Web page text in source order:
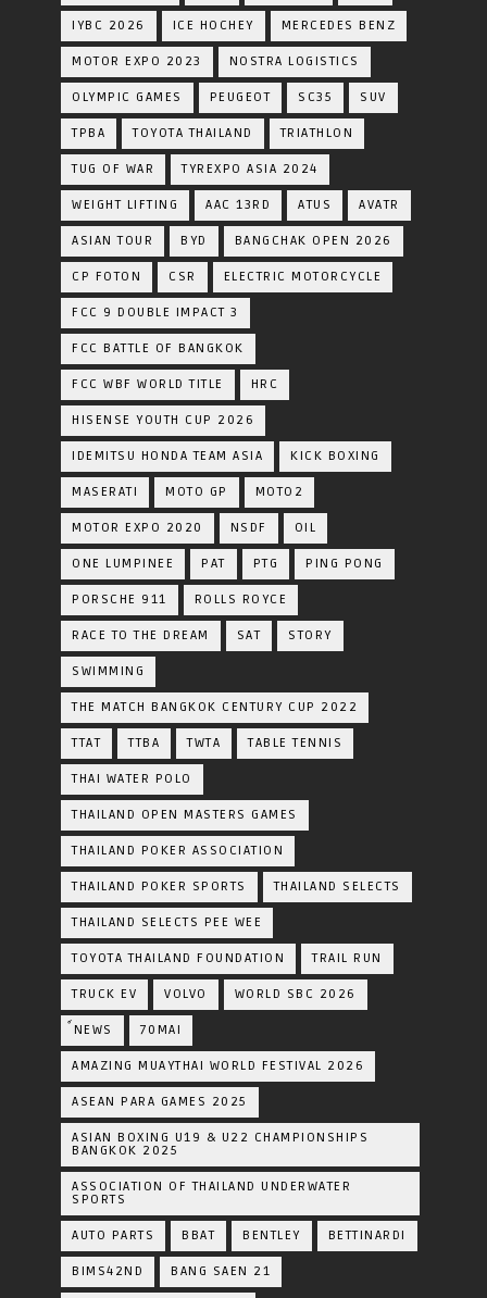
IYBC 2026 ICE HOCHEY MERCEDES BENZ
MOTOR EXPO 2023 NOSTRA LOGISTICS
OLYMPIC GAMES PEUGEOT SC35 SUV
TPBA TOYOTA​ THAILAND​ TRIATHLON
TUG OF WAR TYREXPO ASIA 2024
WEIGHT LIFTING AAC 13RD ATUS AVATR
ASIAN TOUR BYD BANGCHAK OPEN 2026
CP FOTON CSR ELECTRIC MOTORCYCLE
FCC 9 DOUBLE IMPACT 3
FCC BATTLE OF BANGKOK
FCC WBF WORLD TITLE HRC
HISENSE YOUTH CUP 2026
IDEMITSU HONDA TEAM ASIA KICK BOXING
MASERATI MOTO GP MOTO2
MOTOR EXPO 2020 NSDF OIL
ONE LUMPINEE PAT PTG PING PONG
PORSCHE 911 ROLLS ROYCE
RACE TO THE DREAM SAT STORY
SWIMMING
THE MATCH BANGKOK CENTURY CUP 2022
TTAT TTBA TWTA TABLE TENNIS
THAI WATER POLO
THAILAND OPEN MASTERS GAMES
THAILAND POKER ASSOCIATION
THAILAND POKER SPORTS THAILAND SELECTS
THAILAND SELECTS PEE WEE
TOYOTA​ THAILAND​ FOUNDATION TRAIL RUN
TRUCK EV VOLVO WORLD SBC 2026
์NEWS 70MAI
AMAZING MUAYTHAI WORLD FESTIVAL 2026
ASEAN PARA GAMES 2025
ASIAN BOXING U19 & U22 CHAMPIONSHIPS
BANGKOK 2025
ASSOCIATION OF THAILAND UNDERWATER
SPORTS
AUTO PARTS BBAT BENTLEY BETTINARDI
BIMS42ND BANG SAEN 21